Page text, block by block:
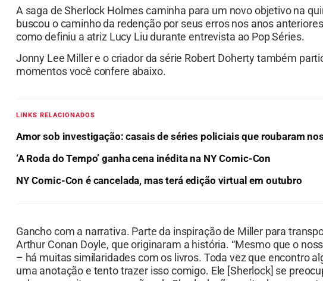
A saga de Sherlock Holmes caminha para um novo objetivo na
buscou o caminho da redenção por seus erros nos anos
como definiu a atriz Lucy Liu durante entrevista ao Pop Séries.
Jonny Lee Miller e o criador da série Robert Doherty também
momentos você confere abaixo.
LINKS RELACIONADOS
Amor sob investigação: casais de séries policiais que roubaram
‘A Roda do Tempo’ ganha cena inédita na NY Comic-Con
NY Comic-Con é cancelada, mas terá edição virtual em outubro
Gancho com a narrativa. Parte da inspiração de Miller para
Arthur Conan Doyle, que originaram a história. “Mesmo que o
– há muitas similaridades com os livros. Toda vez que encontro
uma anotação e tento trazer isso comigo. Ele [Sherlock] se